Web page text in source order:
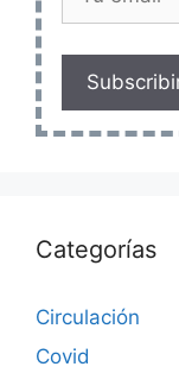
Categorías
Circulación
Covid